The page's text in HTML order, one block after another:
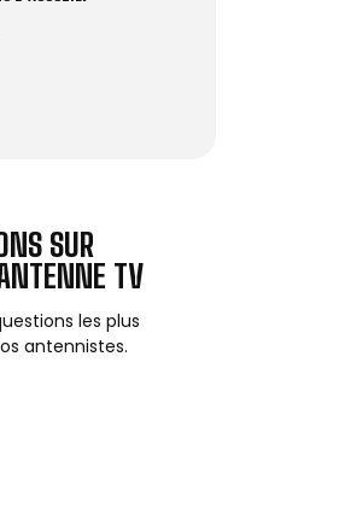
SUR
TV
les plus
antennistes.